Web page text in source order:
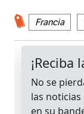
Francia